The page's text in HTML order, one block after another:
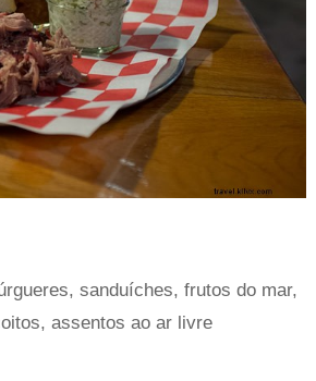
sanduíches, frutos do mar,
assentos ao ar livre